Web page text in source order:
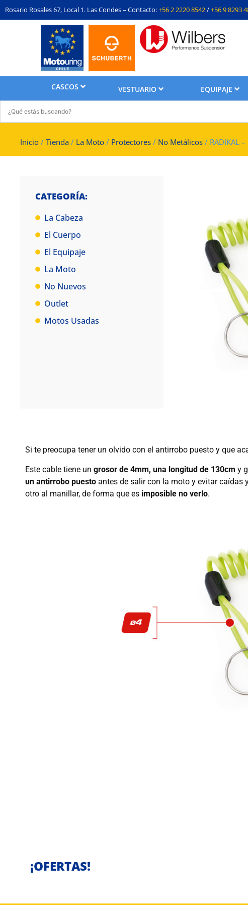
Rosario Rosales 67, Local 1. Las Condes – Contacto:+56 2 2220 8542/+56 9 8293
CASCOS VESTUARIO EQUIPAJE
Inicio / Tienda / La Moto / Protectores / No Metálicos / RADIKAL
CATEGORÍA:
La Cabeza
El Cuerpo
El Equipaje
La Moto
No Nuevos
Outlet
Motos Usadas
Si te preocupa tener un olvido con el antirrobo puesto y que
Este cable tiene un grosor de 4mm, una longitud de 130cm y
un antirrobo puesto antes de salir con la moto y evitar caídas
otro al manillar, de forma que es imposible no verlo.
¡OFERTAS!